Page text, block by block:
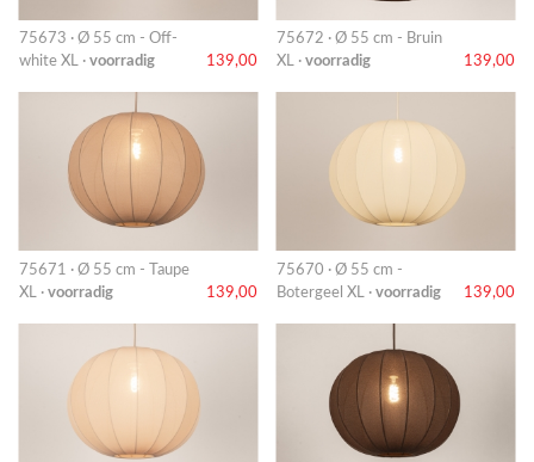
75673 · Ø 55 cm - Off-
white XL · voorradig 139,00
75672 · Ø 55 cm - Bruin
XL · voorradig 139,00
75671 · Ø 55 cm - Taupe
XL · voorradig 139,00
75670 · Ø 55 cm -
Botergeel XL · voorradig 139,00